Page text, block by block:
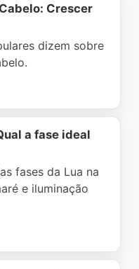
Crescer
dizem sobre
a fase ideal
fases da Lua na
e iluminação